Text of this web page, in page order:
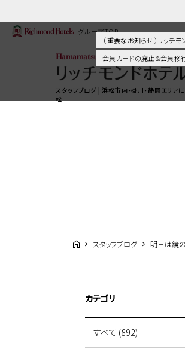
（ 重要なお知らせ ）リッ
会員カードの廃止＆会員移
グループTOP
スタッフブログ | 浜松市内・掛川・静岡エリア
松
スタッフブログ 明日は鏡
カテゴリ
すべて (892)